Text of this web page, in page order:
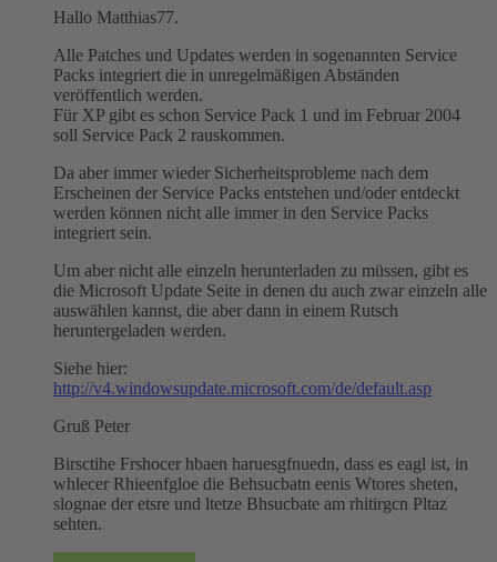
Hallo Matthias77.
Alle Patches und Updates werden in sogenannten Service
Packs integriert die in unregelmäßigen Abständen
veröffentlich werden.
Für XP gibt es schon Service Pack 1 und im Februar 2004
soll Service Pack 2 rauskommen.
Da aber immer wieder Sicherheitsprobleme nach dem
Erscheinen der Service Packs entstehen und/oder entdeckt
werden können nicht alle immer in den Service Packs
integriert sein.
Um aber nicht alle einzeln herunterladen zu müssen, gibt es
die Microsoft Update Seite in denen du auch zwar einzeln alle
auswählen kannst, die aber dann in einem Rutsch
heruntergeladen werden.
Siehe hier:
http://v4.windowsupdate.microsoft.com/de/default.asp
Gruß Peter
Birsctihe Frshocer hbaen haruesgfnuedn, dass es eagl ist, in
whlecer Rhieenfgloe die Behsucbatn eenis Wtores sheten,
slognae der etsre und ltetze Bhsucbate am rhitirgcn Pltaz
sehten.